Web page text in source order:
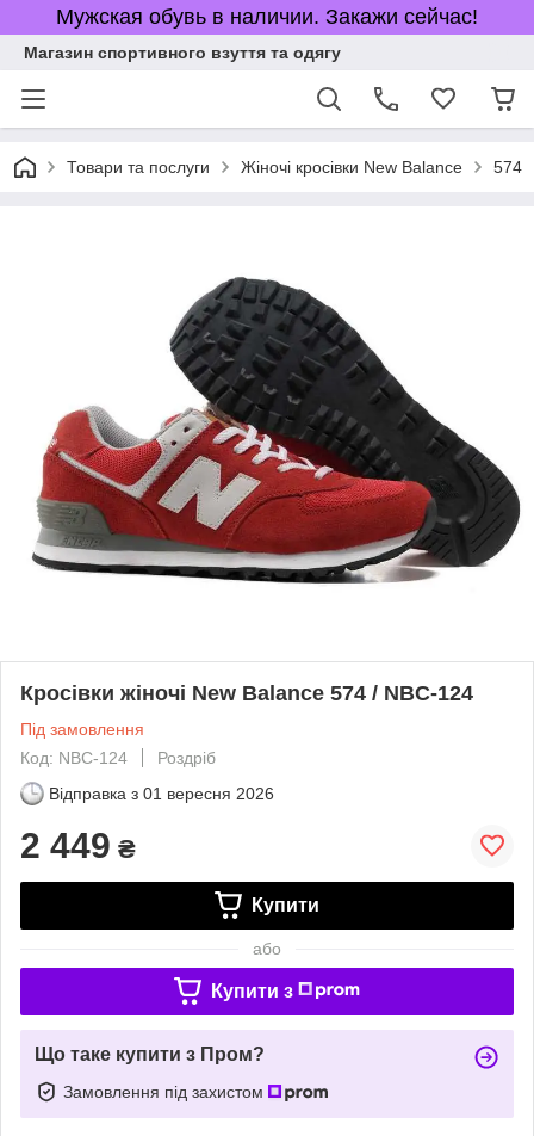
Мужская обувь в наличии. Закажи сейчас!
Магазин спортивного взуття та одягу
Товари та послуги Жіночі кросівки New Balance 574
Кросівки жіночі New Balance 574 / NBC-124
Під замовлення
Код: NBC-124
Роздріб
Відправка з 01 вересня 2026
2 449 ₴
Купити
або
Купити з
Що таке купити з Пром?
Замовлення під захистом